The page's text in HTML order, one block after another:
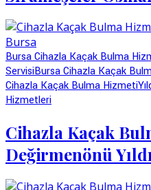
Bursa Cihazla Kaçak Bulma
ServisiBursa Cihazla Kaçak
Cihazla Kaçak Bulma Hizmeti
Hizmetleri
Cihazla Kaçak
Değirmenönü